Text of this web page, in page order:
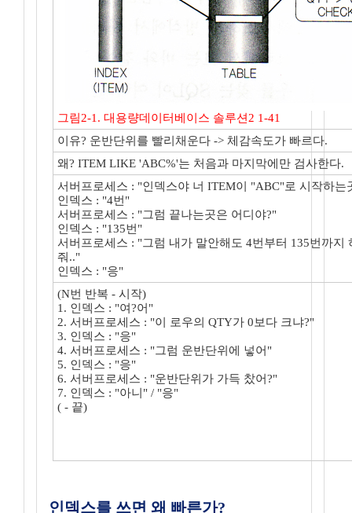
그림2-1. 대용량데이터베이스 솔루션2 1-41
이유? 운반단위를 빨리채운다 -> 체감속도가 빠르다.
왜? ITEM LIKE 'ABC%'는 처음과 마지막에만 검사한다.
서버프로세스 : "인덱스야 너 ITEM이 "ABC"로 시작하는
인덱스 : "4번"
서버프로세스 : "그럼 끝나는곳은 어디야?"
인덱스 : "135번"
서버프로세스 : "그럼 내가 말안해도 4번부터 135번까지
줘.."
인덱스 : "응"
(N번 반복 - 시작)
1. 인덱스 : "여?어"
2. 서버프로세스 : "이 로우의 QTY가 0보다 크냐?"
3. 인덱스 : "응"
4. 서버프로세스 : "그럼 운반단위에 넣어"
5. 인덱스 : "응"
6. 서버프로세스 : "운반단위가 가득 찼어?"
7. 인덱스 : "아니" / "응"
( - 끝)
인덱스를 쓰면 왜 빠른가?